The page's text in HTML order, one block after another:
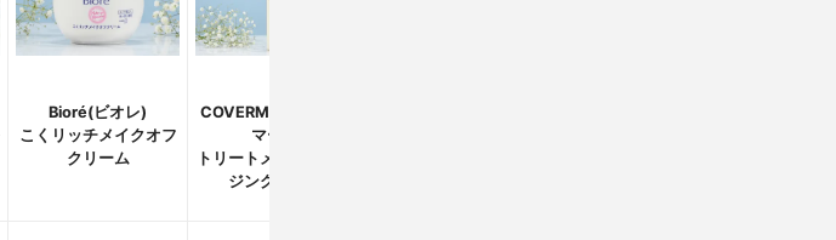
Bioré(ビオレ)
こくリッチメイクオフ
クリーム
COVERMARK(カバー
マーク)
トリートメント クレン
ジング ミルク